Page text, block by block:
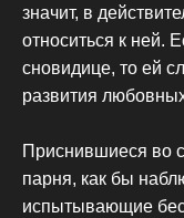
значит, в
относиться к ней.
сновидице, то ей
развития
Приснившиеся во
парня, как бы
испытывающие